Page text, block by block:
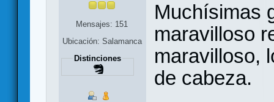
Mensajes: 151
Ubicación: Salamanca
Distinciones
Muchísimas
maravilloso
maravilloso,
de cabeza.